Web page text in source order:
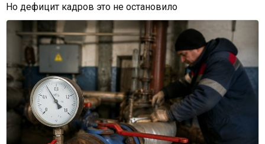
Но дефицит кадров это не остановило